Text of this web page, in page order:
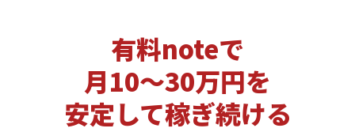
有料noteで
月10〜30万円を
安定して稼ぎ続ける